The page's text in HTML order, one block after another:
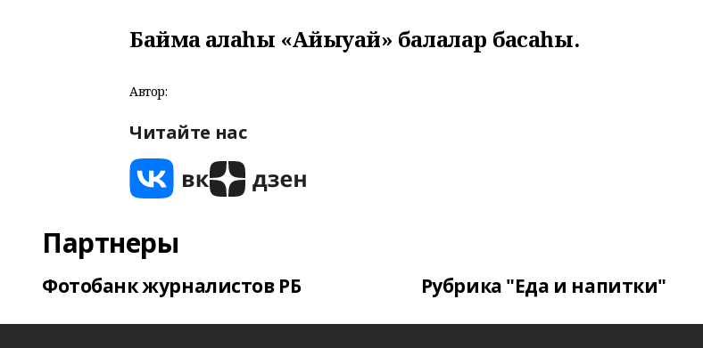
Баймаҡ ҡалаһы «Айыуҡай» балалар баҡсаһы.
Автор:
Читайте нас
Партнеры
Фотобанк журналистов РБ Рубрика "Еда и напитки"